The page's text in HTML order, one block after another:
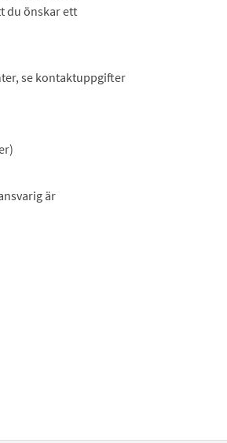
du önskar ett
se kontaktuppgifter
är